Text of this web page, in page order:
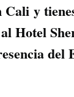
Cali y
Hotel
del